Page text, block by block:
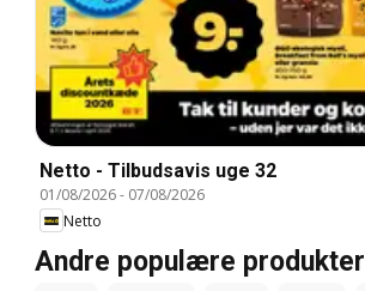
Netto - Tilbudsavis uge 32
01/08/2026- 07/08/2026
Netto
Andre populære produkter